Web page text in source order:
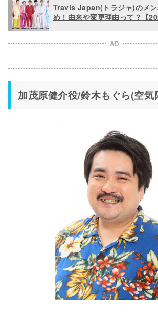
Travis Japan(トラジャ)のメン
め！由来や変更理由って？【
AD
加茂原健介役/鈴木もぐら(空気